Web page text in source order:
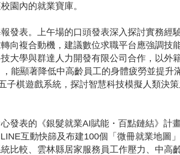
園內的就業寶庫。
發表。上午場的口頭發表深入探討實務經
向複合動機，建議數位求職平台應強調技
大學與群達人力開發有限公司合作，以外
能顯著降低中高齡員工的身體疲勞並提
子棋遊戲系統，探討智慧科技模擬人類決
發表的《銀髮就業AI賦能・百點鏈結》計
互動快篩及布建100個「微冊就業地圖
比較、雲林縣居家服務員工作壓力、中高